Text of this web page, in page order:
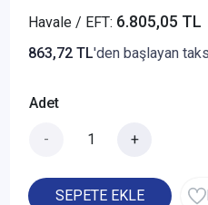
Havale / EFT: 6.805,05 TL
863,72 TL'den başlayan
Adet
- +
SEPETE EKLE